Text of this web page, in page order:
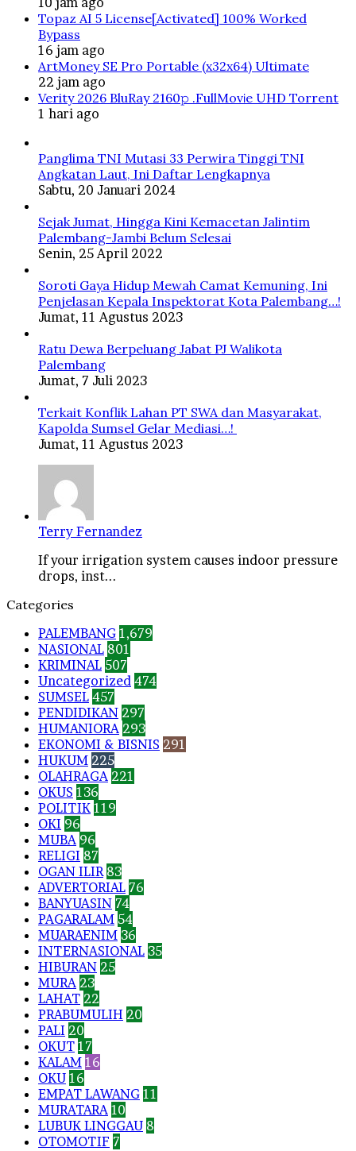
Topaz AI 5 License[Activated] 100% Worked
Bypass
16 jam ago
ArtMoney SE Pro Portable (x32x64) Ultimate
22 jam ago
Verity 2026 BluRay 2160𝚙 .FullMov𝗂e UHD Torrent
1 hari ago
Panglima TNI Mutasi 33 Perwira Tinggi TNI
Angkatan Laut, Ini Daftar Lengkapnya
Sabtu, 20 Januari 2024
Sejak Jumat, Hingga Kini Kemacetan Jalintim
Palembang-Jambi Belum Selesai
Senin, 25 April 2022
Soroti Gaya Hidup Mewah Camat Kemuning, Ini
Penjelasan Kepala Inspektorat Kota Palembang…!
Jumat, 11 Agustus 2023
Ratu Dewa Berpeluang Jabat PJ Walikota
Palembang
Jumat, 7 Juli 2023
Terkait Konflik Lahan PT SWA dan Masyarakat,
Kapolda Sumsel Gelar Mediasi…!
Jumat, 11 Agustus 2023
Terry Fernandez
If your irrigation system causes indoor pressure
drops, inst...
Categories
PALEMBANG 1,679
NASIONAL 801
KRIMINAL 507
Uncategorized 474
SUMSEL 457
PENDIDIKAN 297
HUMANIORA 293
EKONOMI & BISNIS 291
HUKUM 225
OLAHRAGA 221
OKUS 136
POLITIK 119
OKI 96
MUBA 96
RELIGI 87
OGAN ILIR 83
ADVERTORIAL 76
BANYUASIN 74
PAGARALAM 54
MUARAENIM 36
INTERNASIONAL 35
HIBURAN 25
MURA 23
LAHAT 22
PRABUMULIH 20
PALI 20
OKUT 17
KALAM 16
OKU 16
EMPAT LAWANG 11
MURATARA 10
LUBUK LINGGAU 8
OTOMOTIF 7